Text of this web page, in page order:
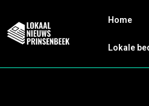
Home
Lokale